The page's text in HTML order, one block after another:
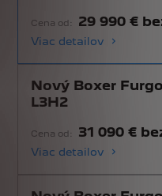
Cena od: 29 990 €
Viac detailov
Nový Boxer
L3H2
Cena od: 31 090 €
Viac detailov